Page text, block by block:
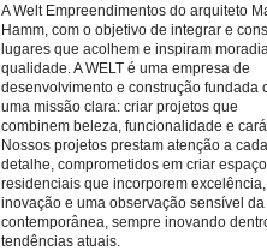
A Welt Empreendimentos do arquiteto
Hamm, com o objetivo de integrar e
lugares que acolhem e inspiram
qualidade. A WELT é uma empresa de
desenvolvimento e construção fundada
uma missão clara: criar projetos que
combinem beleza, funcionalidade e
Nossos projetos prestam atenção a cada
detalhe, comprometidos em criar
residenciais que incorporem excelência,
inovação e uma observação sensível da
contemporânea, sempre inovando
tendências atuais.